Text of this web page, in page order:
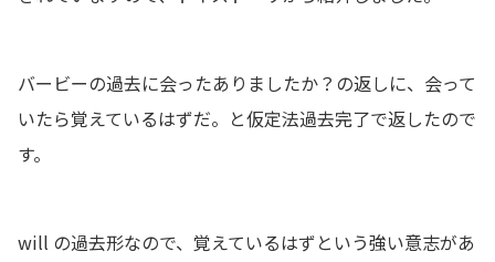
バービーの過去に会ったありましたか？の返しに、会って
いたら覚えているはずだ。と仮定法過去完了で返したので
す。
will の過去形なので、覚えているはずという強い意志があ